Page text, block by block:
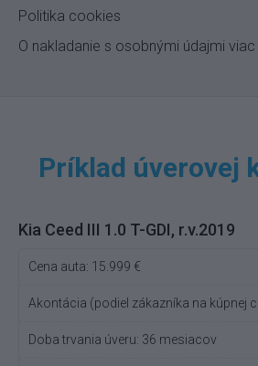
Politika cookies
O nakladanie s osobnými údajmi viac
Príklad úverovej
Kia Ceed III 1.0 T-GDI, r.v.2019
Cena auta: 15.999 €
Akontácia (podiel zákazníka na kúpnej
Doba trvania úveru: 36 mesiacov